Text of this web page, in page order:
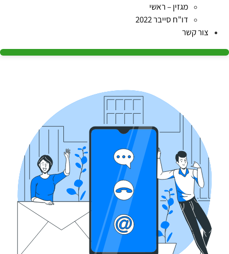
מגזין – ראשי
דו"ח סייבר 2022
צור קשר